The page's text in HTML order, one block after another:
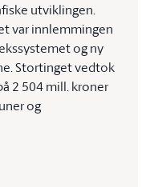
utviklingen.
var innlemmingen
og ny
Stortinget vedtok
2 504 mill. kroner
og